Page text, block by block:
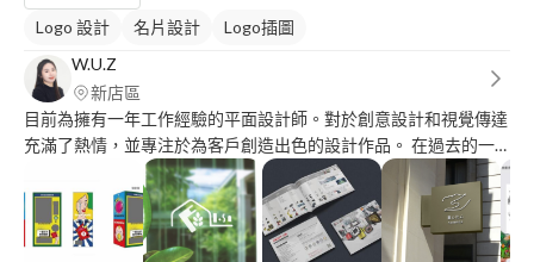
Logo 設計 名片設計
Logo插圖
W.U.Z
新店區
目前為擁有一年工作經驗的平面設計師。對於創意設計和視覺傳達
充滿了熱情，並專注於為客戶創造出色的設計作品。 在過去的一
年中，我在公司有幸與各種不同小型商家的客戶合作，能夠在他們
的需求下提供不同風格設計方案，將客戶想法轉化為視覺作品並符
合客戶設計需求。 如果你正在尋找一位充滿創意、細心且有耐心
的平面設計師來完成你的項目，我很樂意與你合作，共同打造出色